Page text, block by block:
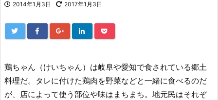
2014年1月3日 2017年1月3日
鶏ちゃん（けいちゃん）は岐阜や愛知で食されている郷土
料理だ。タレに付けた鶏肉を野菜などと一緒に食べるのだ
が、店によって使う部位や味はまちまち。地元民はそれぞ